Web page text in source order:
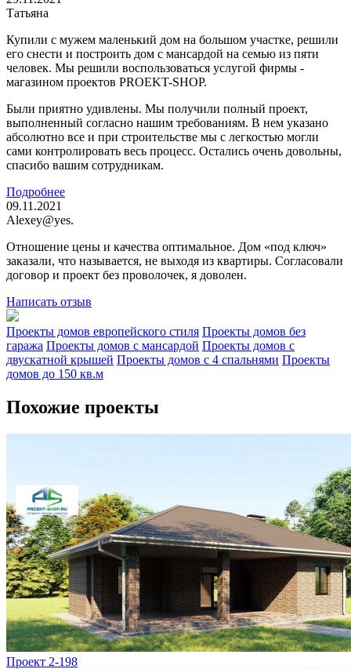
Татьяна
Купили с мужем маленький дом на большом участке, решили
его снести и построить дом с мансардой на семью из пяти
человек. Мы решили воспользоваться услугой фирмы -
магазином проектов PROEKT-SHOP.
Были приятно удивлены. Мы получили полный проект,
выполненный согласно нашим требованиям. В нем указано
абсолютно все и при строительстве мы с легкостью могли
сами контролировать весь процесс. Остались очень довольны,
спасибо вашим сотрудникам.
Подробнее
09.11.2021
Alexey@yes.
Отношение цены и качества оптимальное. Дом «под ключ»
заказали, что называется, не выходя из квартиры. Согласовали
договор и проект без проволочек, я доволен.
Написать отзыв
Проекты домов европейского стиля Проекты домов без
гаража Проекты домов с мансардой Проекты домов с
двускатной крышей Проекты домов с 4 спальнями Проекты
домов до 150 кв.м
Похожие проекты
Проект 2-198